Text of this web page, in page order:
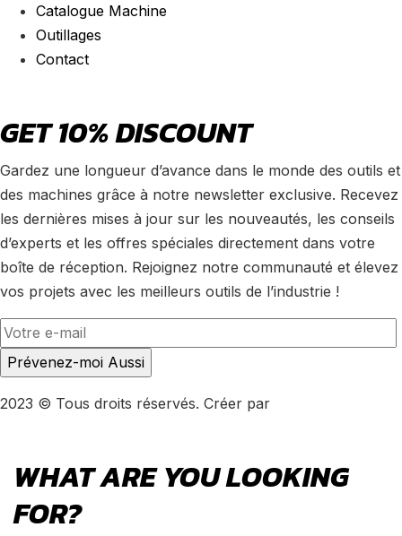
Catalogue Machine
Outillages
Contact
GET 10% DISCOUNT
Gardez une longueur d’avance dans le monde des outils et
des machines grâce à notre newsletter exclusive. Recevez
les dernières mises à jour sur les nouveautés, les conseils
d’experts et les offres spéciales directement dans votre
boîte de réception. Rejoignez notre communauté et élevez
vos projets avec les meilleurs outils de l’industrie !
2023 © Tous droits réservés. Créer par
WHAT ARE YOU LOOKING
FOR?